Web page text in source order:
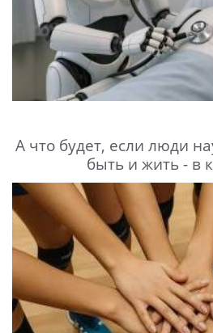
А что будет, если люди
быть и жить - в